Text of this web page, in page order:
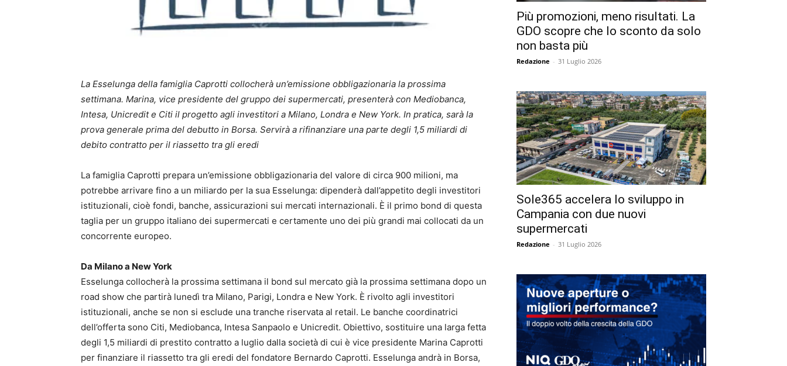
La Esselunga della famiglia Caprotti collocherà un’emissione obbligazionaria la prossima
settimana. Marina, vice presidente del gruppo dei supermercati, presenterà con Mediobanca,
Intesa, Unicredit e Citi il progetto agli investitori a Milano, Londra e New York. In pratica, sarà la
prova generale prima del debutto in Borsa. Servirà a rifinanziare una parte degli 1,5 miliardi di
debito contratto per il riassetto tra gli eredi
La famiglia Caprotti prepara un’emissione obbligazionaria del valore di circa 900 milioni, ma
potrebbe arrivare fino a un miliardo per la sua Esselunga: dipenderà dall’appetito degli investitori
istituzionali, cioè fondi, banche, assicurazioni sui mercati internazionali. È il primo bond di questa
taglia per un gruppo italiano dei supermercati e certamente uno dei più grandi mai collocati da un
concorrente europeo.
Da Milano a New York
Esselunga collocherà la prossima settimana il bond sul mercato già la prossima settimana dopo un
road show che partirà lunedì tra Milano, Parigi, Londra e New York. È rivolto agli investitori
istituzionali, anche se non si esclude una tranche riservata al retail. Le banche coordinatrici
dell’offerta sono Citi, Mediobanca, Intesa Sanpaolo e Unicredit. Obiettivo, sostituire una larga fetta
degli 1,5 miliardi di prestito contratto a luglio dalla società di cui è vice presidente Marina Caprotti
per finanziare il riassetto tra gli eredi del fondatore Bernardo Caprotti. Esselunga andrà in Borsa,
Più promozioni, meno risultati. La
GDO scopre che lo sconto da solo
non basta più
Redazione - 31 Luglio 2026
Sole365 accelera lo sviluppo in
Campania con due nuovi
supermercati
Redazione - 31 Luglio 2026